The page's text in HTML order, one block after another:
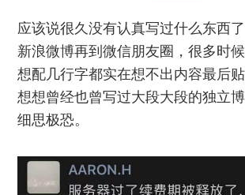
应该说很久没有认真写过什么东西
新浪微博再到微信朋友圈，很多时
想配几行字都实在想不出内容最后
想想曾经也曾写过大段大段的独立
细思极恐。